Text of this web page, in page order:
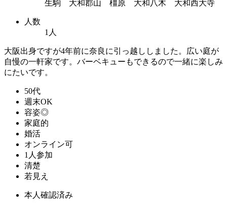
生駒 大和郡山 橿原 大和八木 大和西大寺
人数
1人
大阪出身ですが4年前に奈良に引っ越ししました。広い庭が
自慢の一軒家です。バーベキューもできるので一緒に楽しみ
にたいです。
50代
週末OK
容姿◎
家庭的
婚活
オンライン可
1人参加
清楚
若見え
本人確認済み